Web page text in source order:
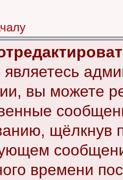
вы можете
щёлкнув
времени